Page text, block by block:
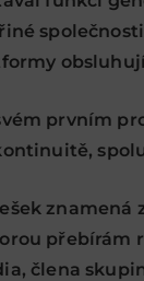
prvním
znamená
přebírám
člena